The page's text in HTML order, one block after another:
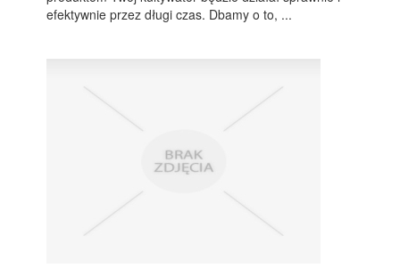
efektywnie przez długi czas. Dbamy o to, ...